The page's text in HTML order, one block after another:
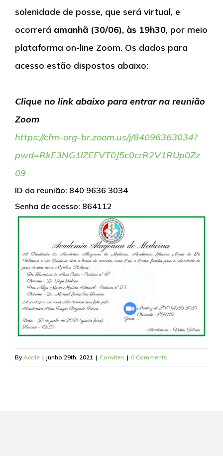
solenidade de posse, que será virtual, e
ocorrerá amanhã (30/06), às 19h30, por meio
plataforma on-line Zoom. Os dados para
acesso estão dispostos abaixo:
Clique no link abaixo para entrar na reunião
Zoom
https://cfm-org-br.zoom.us/j/84096363034?
pwd=RkE3NG1lZEFVT0J5c0crR2V1RUp0Zz
09
ID da reunião: 840 9636 3034
Senha de acesso: 864112
ByAcale | junho 29th, 2021 | Convites | 0 Comments